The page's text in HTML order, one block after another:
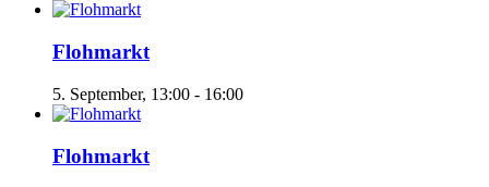
Flohmarkt
5. September, 13:00 - 16:00
Flohmarkt